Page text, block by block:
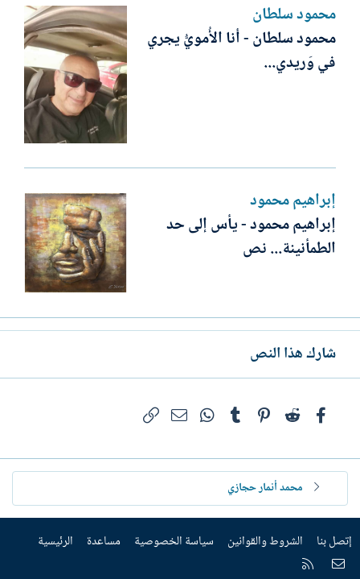
محمود سلطان
محمود سلطان - أنا الأُمويُّ يجري
في وَريدي...
إبراهيم محمود
إبراهيم محمود - يأس إلى حد
الطمأنينة... نص
شارك هذا النص
فيسبوكReddit
Pinterest
Tumblr
WhatsAppالبريد الإلكتروني
محمد أنمار حجازي
إتصل بنا الشروط والقوانين سياسة الخصوصية مساعدة الرئيسية
إتصل بنا